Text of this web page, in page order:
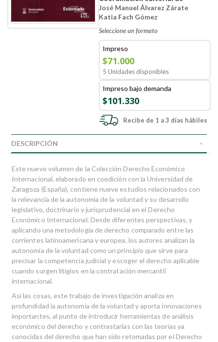
José Manuel Álvarez Zárate
Katia Fach Gómez
Seleccione un formato
Impreso
$71.000
5 Unidades disponibles
Impreso bajo demanda
$101.330
Recibe de 1 a 3 días hábiles
DESCRIPCIÓN
Este nuevo volumen de la Colección Derecho Económico
Internacional, elaborado en coedición con la Universidad de
Zaragoza (España), contiene nueve estudios relacionados con
la relevancia de la autonomía de la voluntad y su desarrollo
legislativo, doctrinario y jurisprudencial en el Derecho
Económico Internacional. Desde diferentes perspectivas, y
aplicando una metodología de derecho comparado entre las
corrientes latinoamericana y europea, los autores analizan la
autonomía de la voluntad como un principio que sirve para
precisar la competencia judicial y escoger el derecho aplicable
cuando surgen litigios en la contratación mercantil
internacional.
Así las cosas, este trabajo de investigación analiza en
profundidad la autonomía de la voluntad y aporta innovaciones
importantes, al punto de introducir herramientas de análisis
económico del derecho y contrastarlas con las teorías ya
conocidas del derecho que han sido retomadas por el Derecho